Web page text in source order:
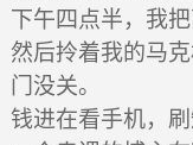
下午四点半，我
然后拎着我的马
门没关。
钱进在看手机，刷